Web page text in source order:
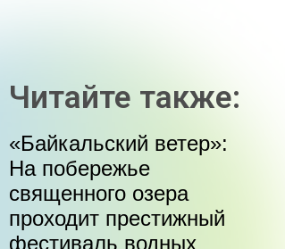
Читайте также:
«Байкальский ветер»:
На побережье
священного озера
проходит престижный
фестиваль водных